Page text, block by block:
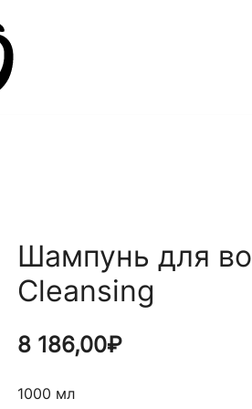
Шампунь для
Cleansing
8 186,00₽
1000 мл